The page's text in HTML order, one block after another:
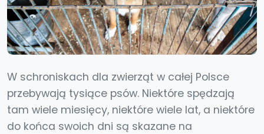
W schroniskach dla zwierząt w całej Polsce
przebywają tysiące psów. Niektóre spędzają
tam wiele miesięcy, niektóre wiele lat, a niektóre
do końca swoich dni są skazane na